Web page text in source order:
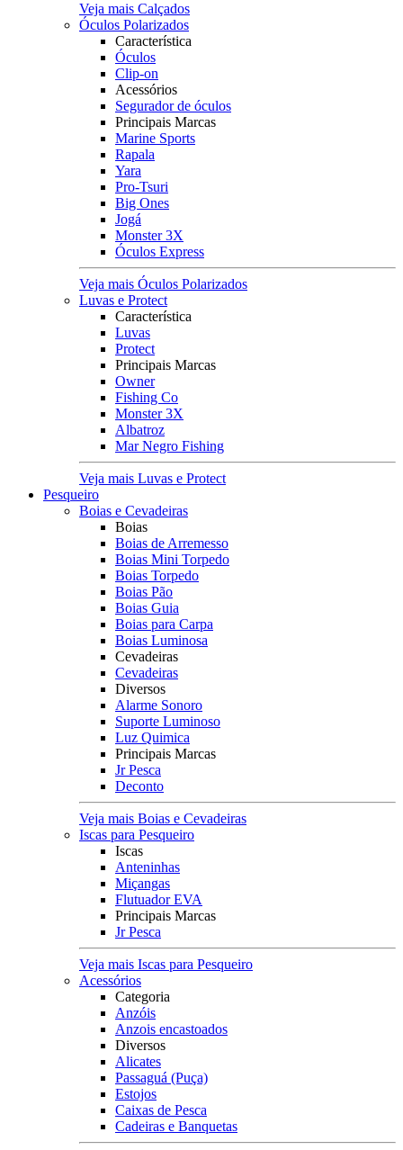
Veja mais Calçados
Óculos Polarizados
Característica
Óculos
Clip-on
Acessórios
Segurador de óculos
Principais Marcas
Marine Sports
Rapala
Yara
Pro-Tsuri
Big Ones
Jogá
Monster 3X
Óculos Express
Veja mais Óculos Polarizados
Luvas e Protect
Característica
Luvas
Protect
Principais Marcas
Owner
Fishing Co
Monster 3X
Albatroz
Mar Negro Fishing
Veja mais Luvas e Protect
Pesqueiro
Boias e Cevadeiras
Boias
Boias de Arremesso
Boias Mini Torpedo
Boias Torpedo
Boias Pão
Boias Guia
Boias para Carpa
Boias Luminosa
Cevadeiras
Cevadeiras
Diversos
Alarme Sonoro
Suporte Luminoso
Luz Quimica
Principais Marcas
Jr Pesca
Deconto
Veja mais Boias e Cevadeiras
Iscas para Pesqueiro
Iscas
Anteninhas
Miçangas
Flutuador EVA
Principais Marcas
Jr Pesca
Veja mais Iscas para Pesqueiro
Acessórios
Categoria
Anzóis
Anzois encastoados
Diversos
Alicates
Passaguá (Puça)
Estojos
Caixas de Pesca
Cadeiras e Banquetas